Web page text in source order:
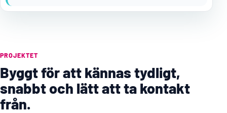
PROJEKTET
Byggt för att kännas tydligt,
snabbt och lätt att ta kontakt
från.